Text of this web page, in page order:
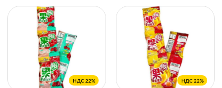
НДС 22% НДС 22%